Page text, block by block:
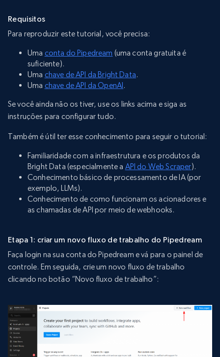
Requisitos
Para reproduzir este tutorial, você precisa:
Uma conta do Pipedream (uma conta gratuita é
suficiente).
Uma chave de API da Bright Data.
Uma chave de API da OpenAI.
Se você ainda não os tiver, use os links acima e siga as
instruções para configurar tudo.
Também é útil ter esse conhecimento para seguir o tutorial:
Familiaridade com a infraestrutura e os produtos da
Bright Data (especialmente a API do Web Scraper).
Conhecimento básico de processamento de IA (por
exemplo, LLMs).
Conhecimento de como funcionam os acionadores e
as chamadas de API por meio de webhooks.
Etapa 1: criar um novo fluxo de trabalho do Pipedream
Faça login na sua conta do Pipedream e vá para o painel de
controle. Em seguida, crie um novo fluxo de trabalho
clicando no botão “Novo fluxo de trabalho”: